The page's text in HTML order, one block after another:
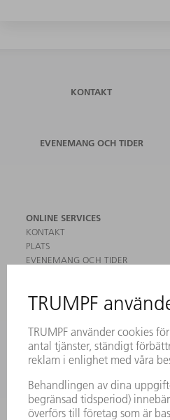
KONTAKT
EVENEMANG OCH TIDER
ONLINE SERVICES
KONTAKT
PLATS
EVENEMANG OCH TIDER
SÄKERHETSDATABLAD
MASKINER & SYSTEM
LASER
KRAFTELEKTRONIK
SMART FACTORY
MJUKVARA
SERVICES